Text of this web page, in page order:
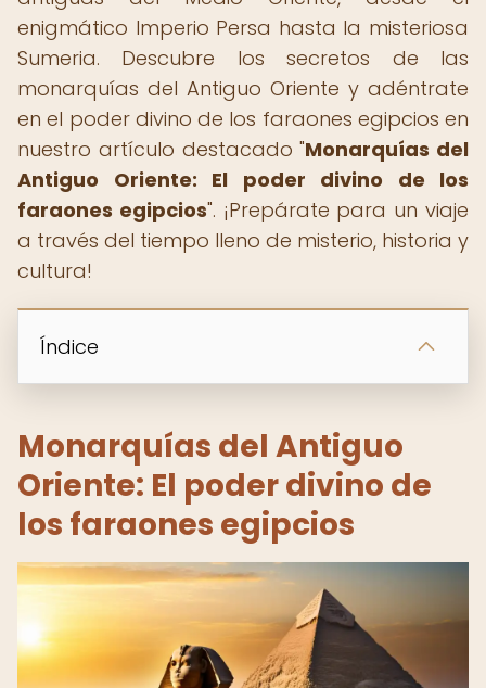
enigmático Imperio Persa hasta la misteriosa
Sumeria. Descubre los secretos de las
monarquías del Antiguo Oriente y adéntrate
en el poder divino de los faraones egipcios en
nuestro artículo destacado "Monarquías del
Antiguo Oriente: El poder divino de los
faraones egipcios". ¡Prepárate para un viaje
a través del tiempo lleno de misterio, historia y
cultura!
Índice
Monarquías del Antiguo
Oriente: El poder divino de
los faraones egipcios